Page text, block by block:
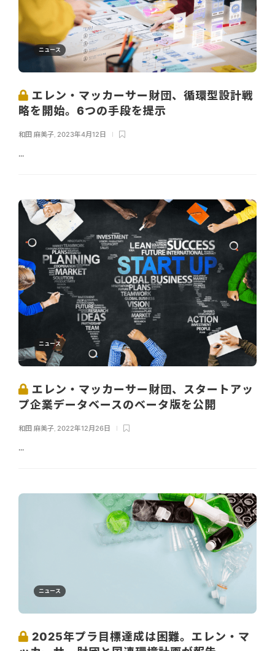
ニュース
エレン・マッカーサー財団、循環型設計戦
略を開始。6つの手段を提示
和田 麻美子, 2023年4月12日
...
ニュース
エレン・マッカーサー財団、スタートアッ
プ企業データベースのベータ版を公開
和田 麻美子, 2022年12月26日
...
ニュース
2025年プラ目標達成は困難。エレン・マ